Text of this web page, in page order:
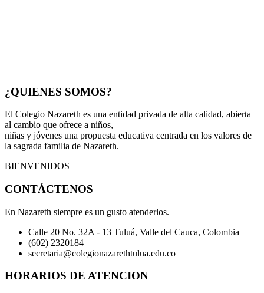
¿QUIENES SOMOS?
El Colegio Nazareth es una entidad privada de alta calidad, abierta
al cambio que ofrece a niños,
niñas y jóvenes una propuesta educativa centrada en los valores de
la sagrada familia de Nazareth.
BIENVENIDOS
CONTÁCTENOS
En Nazareth siempre es un gusto atenderlos.
Calle 20 No. 32A - 13 Tuluá, Valle del Cauca, Colombia
(602) 2320184
secretaria@colegionazarethtulua.edu.co
HORARIOS DE ATENCION